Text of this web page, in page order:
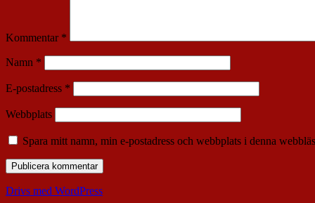
Kommentar *
Namn *
E-postadress *
Webbplats
Spara mitt namn, min e-postadress och webbplats i denna
Drivs med WordPress